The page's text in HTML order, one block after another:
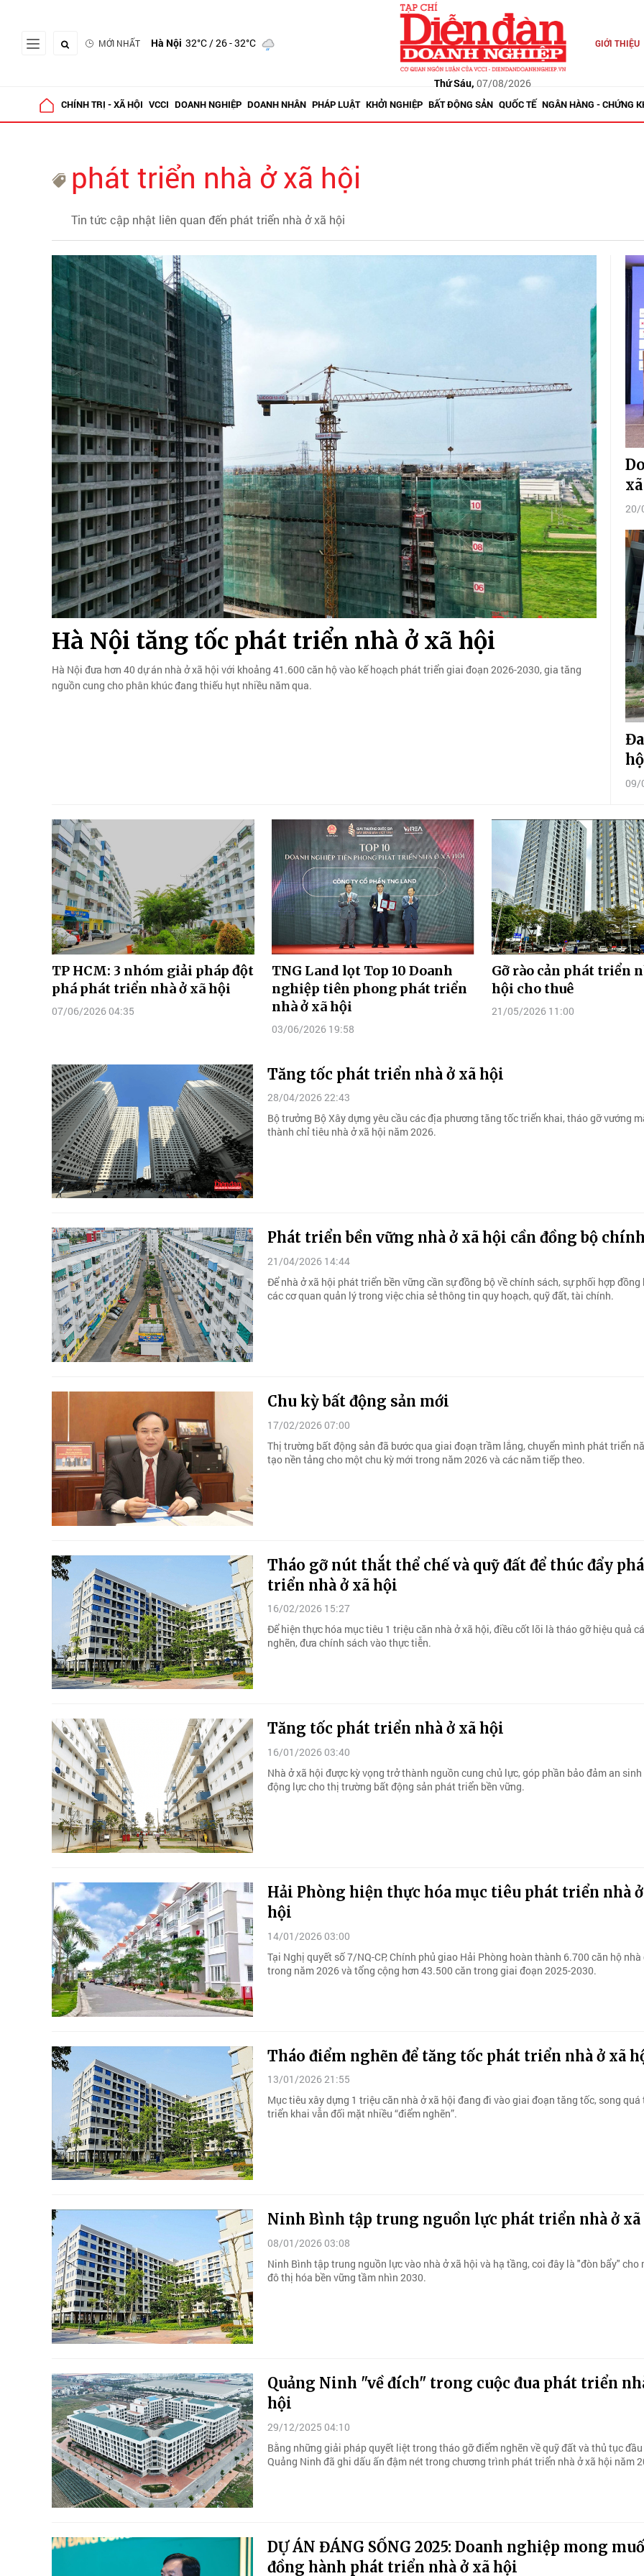
MỚI NHẤT Hà Nội 32°C/ 26 - 32°C
Thứ Sáu, 07/08/2026
GIỚI THIỆU
CHÍNH TRỊ - XÃ HỘI VCCI DOANH NGHIỆP DOANH NHÂN PHÁP LUẬT KHỞI NGHIỆP BẤT ĐỘNG SẢN QUỐC TẾ NGÂN HÀNG - CHỨNG
phát triển nhà ở xã hội
Tin tức cập nhật liên quan đến phát triển nhà ở xã hội
Hà Nội tăng tốc phát triển nhà ở xã hội
Hà Nội đưa hơn 40 dự án nhà ở xã hội với khoảng 41.600 căn hộ vào kế hoạch phát triển giai đoạn 2026-2030, gia tăng
nguồn cung cho phân khúc đang thiếu hụt nhiều năm qua.
20/
09/
TP HCM: 3 nhóm giải pháp đột
phá phát triển nhà ở xã hội
07/06/2026 04:35
TNG Land lọt Top 10 Doanh
nghiệp tiên phong phát triển
nhà ở xã hội
03/06/2026 19:58
Gỡ rào cản phát triển
hội cho thuê
21/05/2026 11:00
Tăng tốc phát triển nhà ở xã hội
28/04/2026 22:43
Bộ trưởng Bộ Xây dựng yêu cầu các địa phương tăng tốc triển khai, tháo gỡ vướng
thành chỉ tiêu nhà ở xã hội năm 2026.
Phát triển bền vững nhà ở xã hội cần đồng bộ
21/04/2026 14:44
Để nhà ở xã hội phát triển bền vững cần sự đồng bộ về chính sách, sự phối hợp đồng
các cơ quan quản lý trong việc chia sẻ thông tin quy hoạch, quỹ đất, tài chính.
Chu kỳ bất động sản mới
17/02/2026 07:00
Thị trường bất động sản đã bước qua giai đoạn trầm lắng, chuyển mình phát triển
tạo nền tảng cho một chu kỳ mới trong năm 2026 và các năm tiếp theo.
Tháo gỡ nút thắt thể chế và quỹ đất để thúc đẩy
triển nhà ở xã hội
16/02/2026 15:27
Để hiện thực hóa mục tiêu 1 triệu căn nhà ở xã hội, điều cốt lõi là tháo gỡ hiệu quả
nghẽn, đưa chính sách vào thực tiễn.
Tăng tốc phát triển nhà ở xã hội
16/01/2026 03:40
Nhà ở xã hội được kỳ vọng trở thành nguồn cung chủ lực, góp phần bảo đảm an
động lực cho thị trường bất động sản phát triển bền vững.
Hải Phòng hiện thực hóa mục tiêu phát triển nhà
hội
14/01/2026 03:00
Tại Nghị quyết số 7/NQ-CP, Chính phủ giao Hải Phòng hoàn thành 6.700 căn hộ nhà
trong năm 2026 và tổng cộng hơn 43.500 căn trong giai đoạn 2025-2030.
Tháo điểm nghẽn để tăng tốc phát triển nhà ở xã
13/01/2026 21:55
Mục tiêu xây dựng 1 triệu căn nhà ở xã hội đang đi vào giai đoạn tăng tốc, song quá
triển khai vẫn đối mặt nhiều “điểm nghẽn”.
Ninh Bình tập trung nguồn lực phát triển nhà ở xã
08/01/2026 03:08
Ninh Bình tập trung nguồn lực vào nhà ở xã hội và hạ tầng, coi đây là "đòn bẩy" cho
đô thị hóa bền vững tầm nhìn 2030.
Quảng Ninh "về đích" trong cuộc đua phát triển
hội
29/12/2025 04:10
Bằng những giải pháp quyết liệt trong tháo gỡ điểm nghẽn về quỹ đất và thủ tục
Quảng Ninh đã ghi dấu ấn đậm nét trong chương trình phát triển nhà ở xã hội năm
DỰ ÁN ĐÁNG SỐNG 2025: Doanh nghiệp mong
đồng hành phát triển nhà ở xã hội